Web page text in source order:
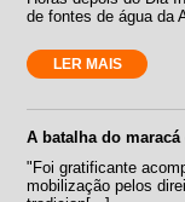
de fontes de água da
LER MAIS
A batalha do
"Foi gratificante
mobilização pelos